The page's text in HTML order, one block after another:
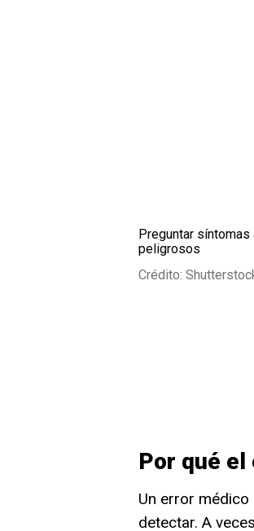
Preguntar
peligrosos
Crédito:
Por qué
Un error
detectar. A